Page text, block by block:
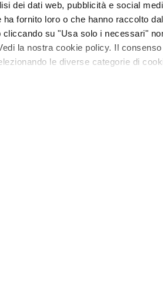
dei dati web, pubblicità e social
fornito loro o che hanno raccolto
su "Usa solo i necessari"
la nostra cookie policy. Il consenso
le diverse categorie di